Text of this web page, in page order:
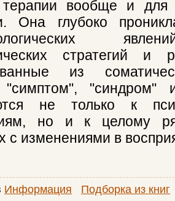
терапии вообще и для
Она глубоко
стратегий и
из
"синдром"
не только к
но и к целому
с изменениями в
Информация
Подборка из книг